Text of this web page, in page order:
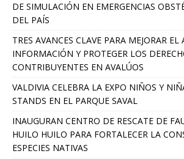
DE SIMULACIÓN EN EMERGENCIAS
DEL PAÍS
TRES AVANCES CLAVE PARA MEJORAR EL
INFORMACIÓN Y PROTEGER LOS
CONTRIBUYENTES EN AVALÚOS
VALDIVIA CELEBRA LA EXPO NIÑOS Y
STANDS EN EL PARQUE SAVAL
INAUGURAN CENTRO DE RESCATE DE
HUILO HUILO PARA FORTALECER LA
ESPECIES NATIVAS